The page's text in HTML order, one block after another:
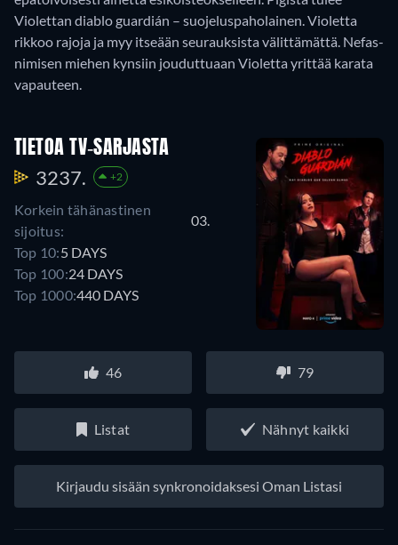
Violettan diablo guardián – suojeluspaholainen. Violetta
rikkoo rajoja ja myy itseään seurauksista välittämättä. Nefas-
nimisen miehen kynsiin jouduttuaan Violetta yrittää karata
vapauteen.
TIETOA TV-SARJASTA
3237. +2
Korkein tähänastinen
sijoitus:
03.
Top 10:5 DAYS
Top 100:24 DAYS
Top 1000:440 DAYS
46 79
Listat Nähnyt kaikki
Kirjaudu sisään synkronoidaksesi Oman Listasi